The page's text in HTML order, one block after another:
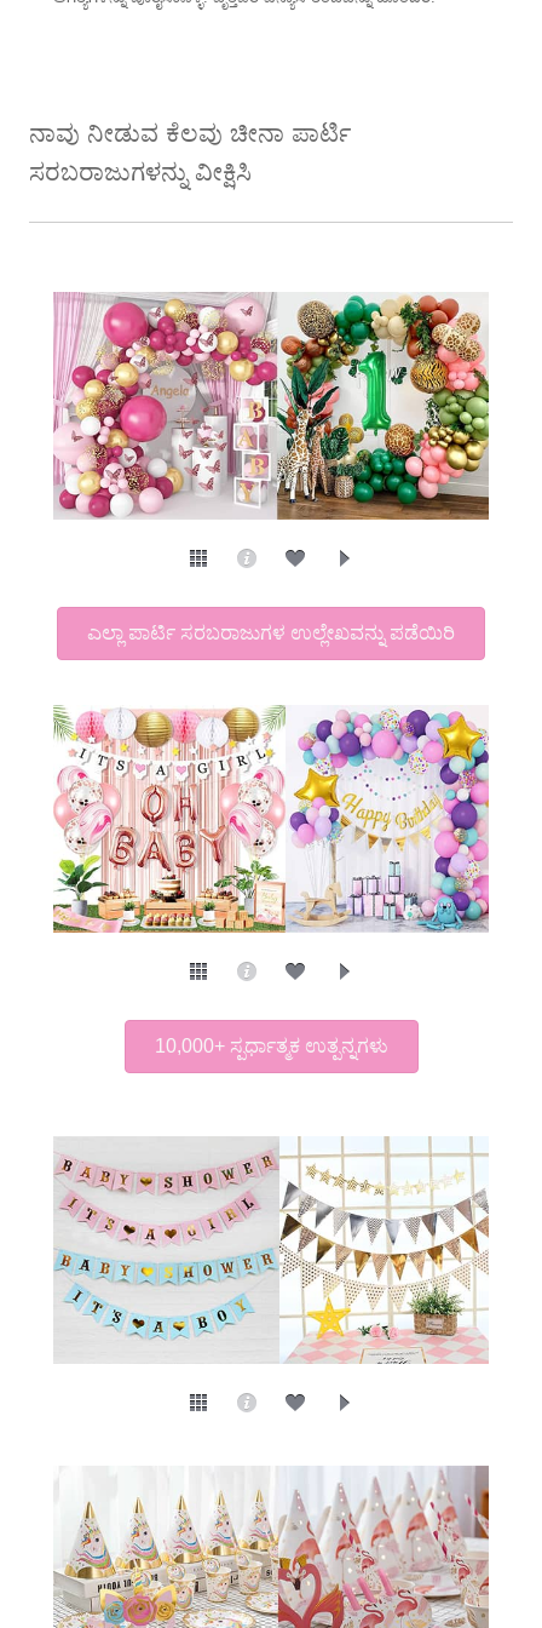
ನಾವು ನೀಡುವ ಕೆಲವು ಚೀನಾ ಪಾರ್ಟಿ
ಸರಬರಾಜುಗಳನ್ನು ವೀಕ್ಷಿಸಿ
ಎಲ್ಲಾ ಪಾರ್ಟಿ ಸರಬರಾಜುಗಳ ಉಲ್ಲೇಖವನ್ನು ಪಡೆಯಿರಿ
10,000+ ಸ್ಪರ್ಧಾತ್ಮಕ ಉತ್ಪನ್ನಗಳು